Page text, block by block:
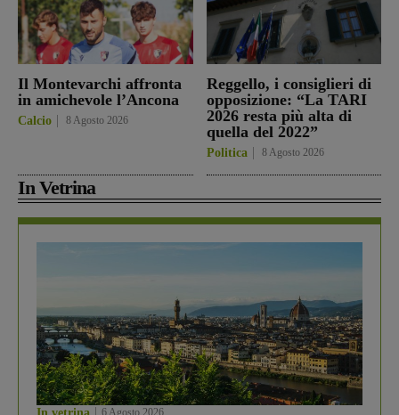
Il Montevarchi affronta
in amichevole l’Ancona
Calcio 8 Agosto 2026
Reggello, i consiglieri di
opposizione: “La TARI
2026 resta più alta di
quella del 2022”
Politica 8 Agosto 2026
In Vetrina